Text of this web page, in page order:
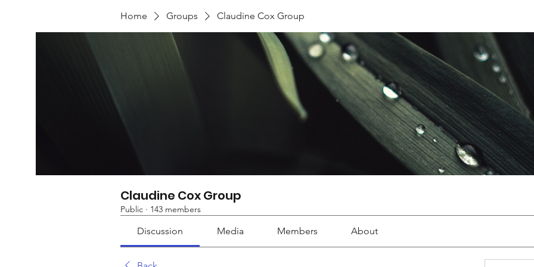
Home Groups Claudine Cox Group
Claudine Cox Group
Public · 143 members
Discussion Media Members About